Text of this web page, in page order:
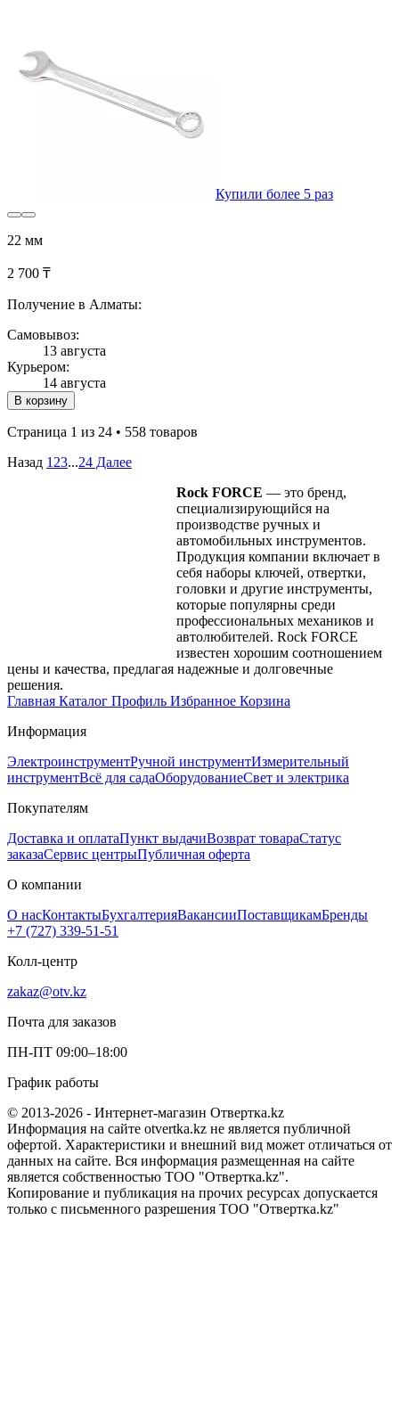
Купили более 5 раз
22 мм
2 700 ₸
Получение в Алматы:
Самовывоз:
13 августа
Курьером:
14 августа
В корзину
Страница 1 из 24 • 558 товаров
Назад 1 23...24 Далее
Rock FORCE — это бренд,
специализирующийся на
производстве ручных и
автомобильных инструментов.
Продукция компании включает в
себя наборы ключей, отвертки,
головки и другие инструменты,
которые популярны среди
профессиональных механиков и
автолюбителей. Rock FORCE
известен хорошим соотношением
цены и качества, предлагая надежные и долговечные
решения.
Главная Каталог Профиль Избранное Корзина
Информация
ЭлектроинструментРучной инструментИзмерительный
инструментВсё для садаОборудованиеСвет и электрика
Покупателям
Доставка и оплатаПункт выдачиВозврат товараСтатус
заказаСервис центрыПубличная оферта
О компании
О насКонтактыБухгалтерияВакансииПоставщикамБренды
+7 (727) 339-51-51
Колл-центр
zakaz@otv.kz
Почта для заказов
ПН-ПТ 09:00–18:00
График работы
© 2013-2026 - Интернет-магазин Отвертка.kz
Информация на сайте otvertka.kz не является публичной
офертой. Характеристики и внешний вид может отличаться от
данных на сайте. Вся информация размещенная на сайте
является собственностью ТОО "Отвертка.kz".
Копирование и публикация на прочих ресурсах допускается
только с письменного разрешения ТОО "Отвертка.kz"